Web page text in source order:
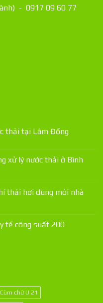
- 0917 09 60 77
thải tại Lâm Đồng
xử lý nước thải ở Bình
thải hơi dung môi nhà
tế công suất 200
Cùm chữ U 21